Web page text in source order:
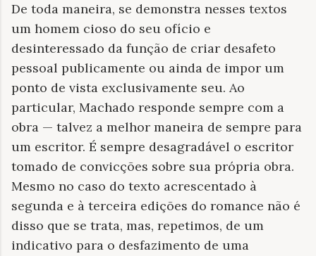
De toda maneira, se demonstra nesses textos
um homem cioso do seu ofício e
desinteressado da função de criar desafeto
pessoal publicamente ou ainda de impor um
ponto de vista exclusivamente seu. Ao
particular, Machado responde sempre com a
obra — talvez a melhor maneira de sempre para
um escritor. É sempre desagradável o escritor
tomado de convicções sobre sua própria obra.
Mesmo no caso do texto acrescentado à
segunda e à terceira edições do romance não é
disso que se trata, mas, repetimos, de um
indicativo para o desfazimento de uma